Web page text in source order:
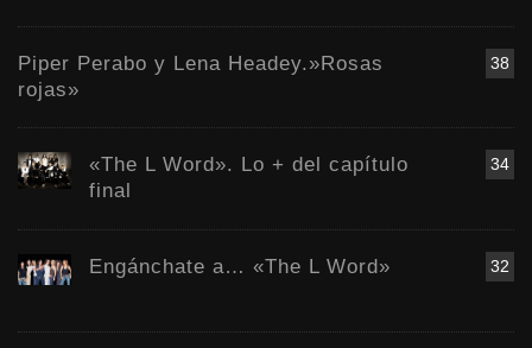
38
Piper Perabo y Lena Headey.»Rosas
rojas»
34
«The L Word». Lo + del capítulo
final
32
Engánchate a… «The L Word»